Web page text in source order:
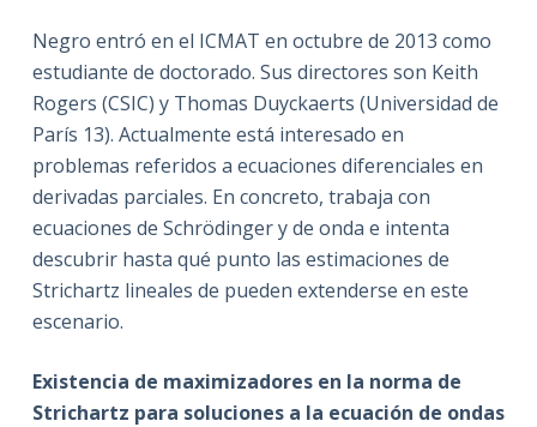
Negro entró en el ICMAT en octubre de 2013 como
estudiante de doctorado. Sus directores son Keith
Rogers (CSIC) y Thomas Duyckaerts (Universidad de
París 13). Actualmente está interesado en
problemas referidos a ecuaciones diferenciales en
derivadas parciales. En concreto, trabaja con
ecuaciones de Schrödinger y de onda e intenta
descubrir hasta qué punto las estimaciones de
Strichartz lineales de pueden extenderse en este
escenario.
Existencia de maximizadores en la norma de
Strichartz para soluciones a la ecuación de ondas